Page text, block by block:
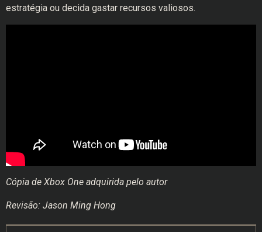
estratégia ou decida gastar recursos valiosos.
Cópia de Xbox One adquirida pelo autor
Revisão: Jason Ming Hong